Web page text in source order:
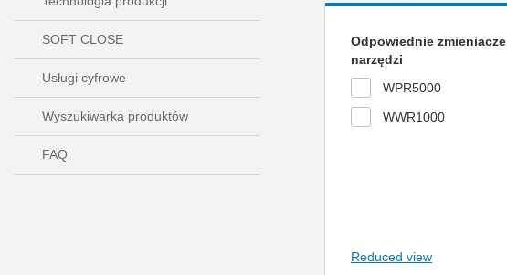
SOFT CLOSE
Usługi cyfrowe
Wyszukiwarka produktów
FAQ
Odpowiednie zmieniacze
narzędzi
WPR5000
WWR1000
Reduced view